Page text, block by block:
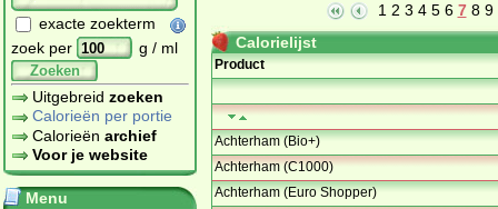
exacte zoekterm
zoek per
g / ml
Zoeken
Uitgebreid zoeken
Calorieën per portie
Calorieën archief
Voor je website
Menu
1 2 3 4 5 6 7 8 9
Calorielijst
Product
Achterham (Bio+)
Achterham (C1000)
Achterham (Euro Shopper)